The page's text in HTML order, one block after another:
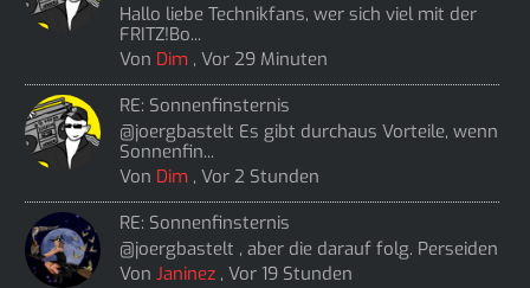
Hallo liebe Technikfans, wer sich viel mit der
FRITZ!Bo...
Von Dim ,Vor 29 Minuten
RE: Sonnenfinsternis
@joergbastelt Es gibt durchaus Vorteile, wenn
Sonnenfin...
Von Dim ,Vor 2 Stunden
RE: Sonnenfinsternis
@joergbastelt , aber die darauf folg. Perseiden
VonJaninez ,Vor 19 Stunden